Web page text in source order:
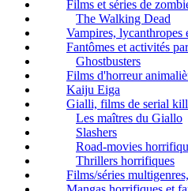
Films et séries de
The Walking Dead
Vampires, lycanthropes
Fantômes et activités
Ghostbusters
Films d'horreur
Kaiju Eiga
Gialli, films de serial
Les maîtres du Giallo
Slashers
Road-movies
Thrillers horrifiques
Films/séries